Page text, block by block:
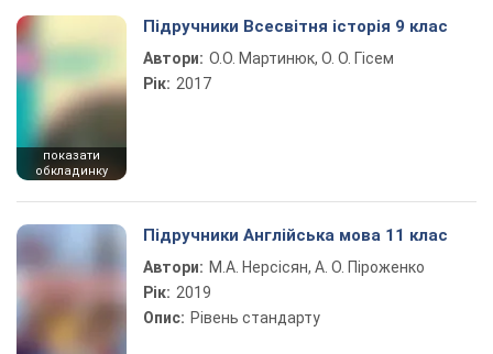
показати
обкладинку
Підручники Всесвітня історія 9 клас
Автори: О.О. Мартинюк, О. О. Гісем
Рік: 2017
Підручники Англійська мова 11 клас
Автори: М.А. Нерсісян, А. О. Піроженко
Рік: 2019
Опис: Рівень стандарту